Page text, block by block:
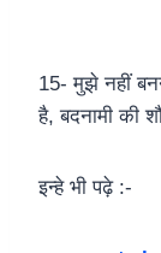
15- मुझे नहीं
है, बदनामी की
इन्हे भी पढ़े :-